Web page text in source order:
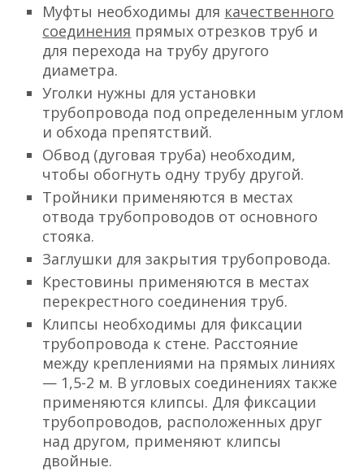
Муфты необходимы для качественного
соединения прямых отрезков труб и
для перехода на трубу другого
диаметра.
Уголки нужны для установки
трубопровода под определенным углом
и обхода препятствий.
Обвод (дуговая труба) необходим,
чтобы обогнуть одну трубу другой.
Тройники применяются в местах
отвода трубопроводов от основного
стояка.
Заглушки для закрытия трубопровода.
Крестовины применяются в местах
перекрестного соединения труб.
Клипсы необходимы для фиксации
трубопровода к стене. Расстояние
между креплениями на прямых линиях
— 1,5-2 м. В угловых соединениях также
применяются клипсы. Для фиксации
трубопроводов, расположенных друг
над другом, применяют клипсы
двойные.